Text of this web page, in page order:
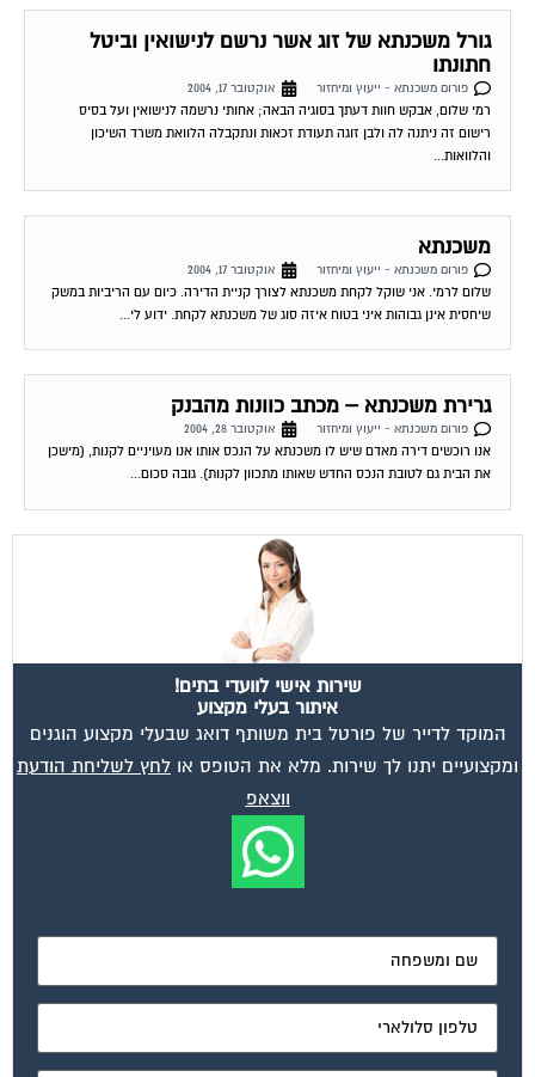
גורל משכנתא של זוג אשר נרשם לנישואין וביטל
חתונתו
פורום משכנתא - ייעוץ ומיחזור
אוקטובר 17, 2004
רמי שלום, אבקש חוות דעתך בסוגיה הבאה; אחותי נרשמה לנישואין ועל בסיס
רישום זה ניתנה לה ולבן זוגה תעודת זכאות ונתקבלה הלוואת משרד השיכון
והלוואות...
משכנתא
פורום משכנתא - ייעוץ ומיחזור
אוקטובר 17, 2004
שלום לרמי. אני שוקל לקחת משכנתא לצורך קניית הדירה. כיום עם הריביות במשק
שיחסית אינן גבוהות איני בטוח איזה סוג של משכנתא לקחת. ידוע לי...
גרירת משכנתא – מכתב כוונות מהבנק
פורום משכנתא - ייעוץ ומיחזור
אוקטובר 28, 2004
אנו רוכשים דירה מאדם שיש לו משכנתא על הנכס אותו אנו מעויניים לקנות, (מישכן
את הבית גם לטובת הנכס החדש שאותו מתכוון לקנות). גובה סכום...
שירות אישי לוועדי בתים!
איתור בעלי מקצוע
המוקד לדייר של פורטל בית משותף דואג שבעלי מקצוע הוגנים
ומקצועיים יתנו לך שירות. מלא את הטופס או לחץ לשליחת הודעת
ווצאפ